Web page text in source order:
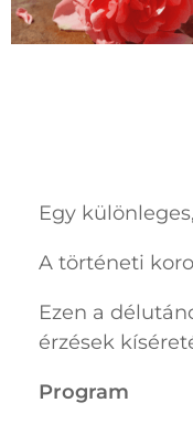
Egy
A történeti
Ezen a
érzések
Program